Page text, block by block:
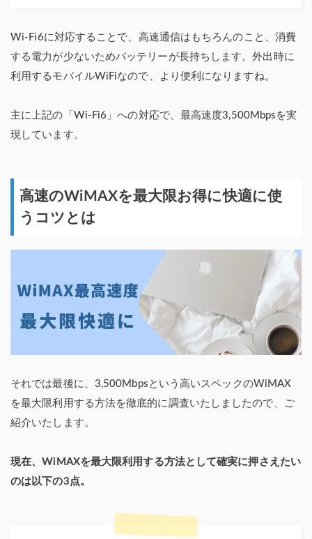
Wi-Fi6に対応することで、高速通信はもちろんのこと、消費
する電力が少ないためバッテリーが長持ちします。外出時に
利用するモバイルWiFiなので、より便利になりますね。
主に上記の「Wi-Fi6」への対応で、最高速度3,500Mbpsを実
現しています。
高速のWiMAXを最大限お得に快適に使
うコツとは
それでは最後に、3,500Mbpsという高いスペックのWiMAX
を最大限利用する方法を徹底的に調査いたしましたので、ご
紹介いたします。
現在、WiMAXを最大限利用する方法として確実に押さえたい
のは以下の3点。